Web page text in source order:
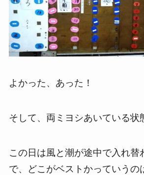
よかった、あった！
そして、両ミヨシあいている状
この日は風と潮が途中で入れ替
で、どこがベストかっていうの